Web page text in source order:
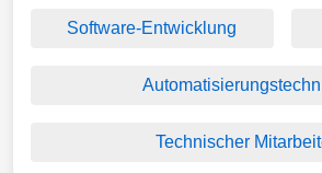
Software-Entwicklung
Technischer